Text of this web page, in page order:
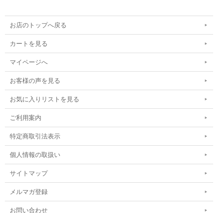
お店のトップへ戻る
カートを見る
マイページへ
お客様の声を見る
お気に入りリストを見る
ご利用案内
特定商取引法表示
個人情報の取扱い
サイトマップ
メルマガ登録
お問い合わせ